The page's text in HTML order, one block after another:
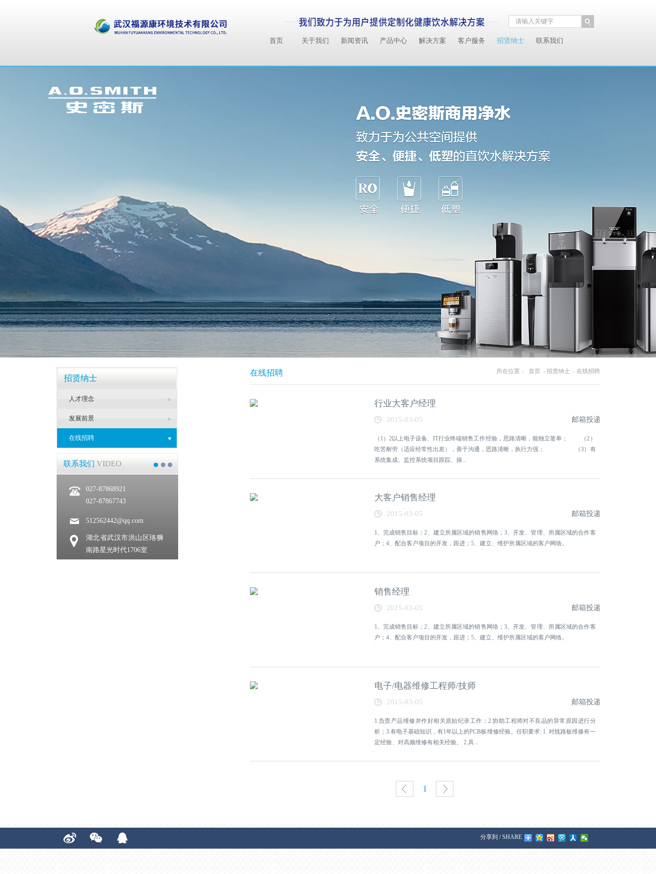
首页 关于我们 新闻资讯 产品中心 解决方案 客户服务 招贤纳士 联系我们
招贤纳士
人才理念
发展前景
在线招聘
联系我们 VIDEO
027-87868921
027-87867743
512562442@qq.com
湖北省武汉市洪山区珞狮
南路星光时代1706室
所在位置： 首页 - 招贤纳士 - 在线招聘
在线招聘
行业大客户经理
邮箱投递
2015-03-05
（1）2以上电子设备、IT行业终端销售工作经验，思路清晰，能独立签单； （2）
吃苦耐劳（适应经常性出差），善于沟通，思路清晰，执行力强； （3）有
系统集成、监控系统项目跟踪、操...
大客户销售经理
邮箱投递
2015-03-05
1、完成销售目标；2、建立所属区域的销售网络；3、开发、管理、所属区域的合作客
户；4、配合客户项目的开发，跟进；5、建立、维护所属区域的客户网络。
销售经理
邮箱投递
2015-03-05
1、完成销售目标；2、建立所属区域的销售网络；3、开发、管理、所属区域的合作客
户；4、配合客户项目的开发，跟进；5、建立、维护所属区域的客户网络。
电子/电器维修工程师/技师
邮箱投递
2015-03-05
1.负责产品维修并作好相关原始纪录工作；2.协助工程师对不良品的异常原因进行分
析；3.有电子基础知识，有1年以上的PCB板维修经验。任职要求: 1. 对线路板维修有一
定经验、对高频维修有相关经验。 2.具...
1
分享到 / SHARE